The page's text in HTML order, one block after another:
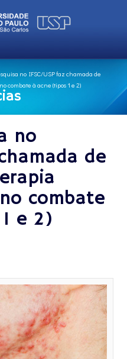
no IFSC/USP faz chamada de
combate à acne (tipos 1 e 2)
no
de
combate
e 2)